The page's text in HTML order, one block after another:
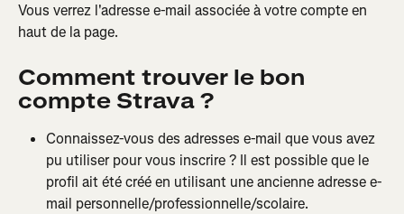
Vous verrez l'adresse e-mail associée à votre compte en
haut de la page.
Comment trouver le bon
compte Strava ?
Connaissez-vous des adresses e-mail que vous avez
pu utiliser pour vous inscrire ? Il est possible que le
profil ait été créé en utilisant une ancienne adresse e-
mail personnelle/professionnelle/scolaire.